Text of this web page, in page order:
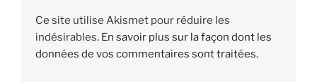
Ce site utilise Akismet pour réduire les
indésirables. En savoir plus sur la façon dont les
données de vos commentaires sont traitées.